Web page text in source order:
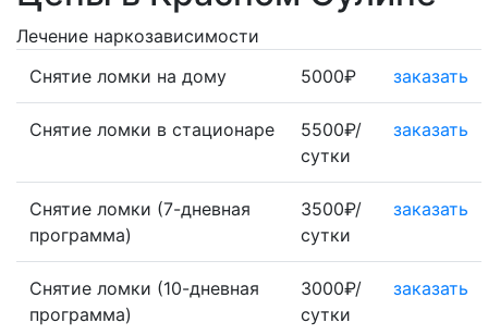
Лечение наркозависимости
Снятие ломки на дому
5000₽ заказать
Снятие ломки в стационаре
5500₽/
сутки
заказать
Снятие ломки (7-дневная
программа)
3500₽/
сутки
заказать
Снятие ломки (10-дневная
программа)
3000₽/
сутки
заказать